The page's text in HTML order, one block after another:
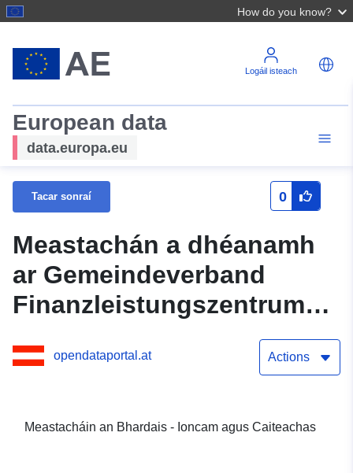
How do you know?
Logáil isteach
European data
data.europa.eu
Tacar sonraí 0
Meastachán a dhéanamh
ar Gemeindeverband
Finanzleistungszentrum
(bardas)
opendataportal.at Actions
Meastacháin an Bhardais - Ioncam agus Caiteachas